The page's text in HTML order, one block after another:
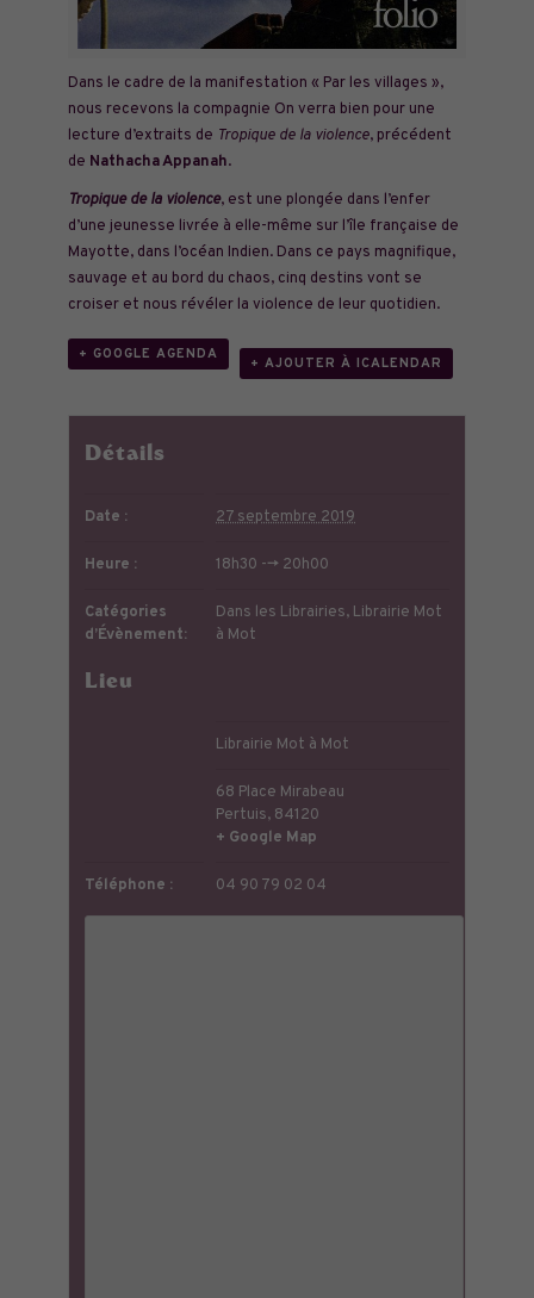
Dans le cadre de la manifestation « Par les villages »,
nous recevons la compagnie On verra bien pour une
lecture d’extraits de Tropique de la violence, précédent
de Nathacha Appanah.
Tropique de la violence, est une plongée dans l’enfer
d’une jeunesse livrée à elle-même sur l’île française de
Mayotte, dans l’océan Indien. Dans ce pays magnifique,
sauvage et au bord du chaos, cinq destins vont se
croiser et nous révéler la violence de leur quotidien.
+ GOOGLE AGENDA
+ AJOUTER À ICALENDAR
Détails
Date : 27 septembre 2019
Heure : 18h30 --> 20h00
Catégories
d’Évènement:
Dans les Librairies, Librairie Mot
à Mot
Lieu
Librairie Mot à Mot
68 Place Mirabeau
Pertuis, 84120
+ Google Map
Téléphone : 04 90 79 02 04